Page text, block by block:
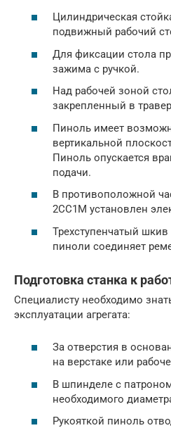
Цилиндрическая
подвижный рабочий
Для фиксации стола
зажима с ручкой.
Над рабочей зоной
закрепленный в
Пиноль имеет
вертикальной
Пиноль опускается
подачи.
В противоположной
2СС1М установлен
Трехступенчатый шкив
пиноли соединяет
Подготовка станка к
Специалисту необходимо
эксплуатации агрегата:
За отверстия в
на верстаке или
В шпинделе с
необходимого
Рукояткой пиноль